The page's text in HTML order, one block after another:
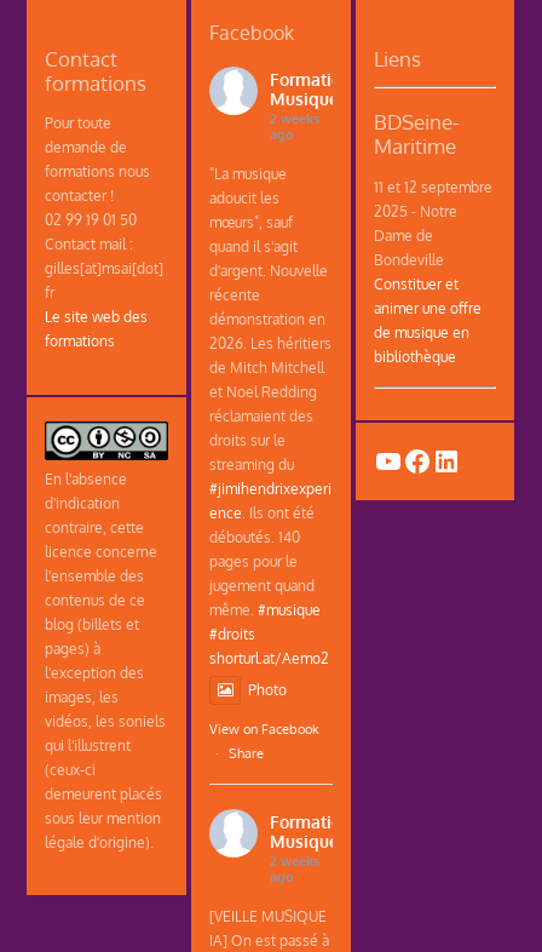
Contact
formations
Pour toute
demande de
formations nous
contacter !
02 99 19 01 50
Contact mail :
gilles[at]msai[dot]
fr
Le site web des
formations
En l'absence
d'indication
contraire, cette
licence concerne
l'ensemble des
contenus de ce
blog (billets et
pages) à
l'exception des
images, les
vidéos, les soniels
qui l'illustrent
(ceux-ci
demeurent placés
sous leur mention
légale d'origine).
Facebook
Formations
Musique
2 weeks
ago
"La musique
adoucit les
mœurs", sauf
quand il s'agit
d'argent. Nouvelle
récente
démonstration en
2026. Les héritiers
de Mitch Mitchell
et Noel Redding
réclamaient des
droits sur le
streaming du
#jimihendrixexperi
ence. Ils ont été
déboutés. 140
pages pour le
jugement quand
même.#musique
#droits
shorturl.at/Aemo2
Photo
View on Facebook
·
Share
Formations
Musique
2 weeks
ago
[VEILLE MUSIQUE
IA] On est passé à
Liens
BDSeine-
Maritime
11 et 12 septembre
2025 - Notre
Dame de
Bondeville
Constituer et
animer une offre
de musique en
bibliothèque
YouTube
Facebook
LinkedIn